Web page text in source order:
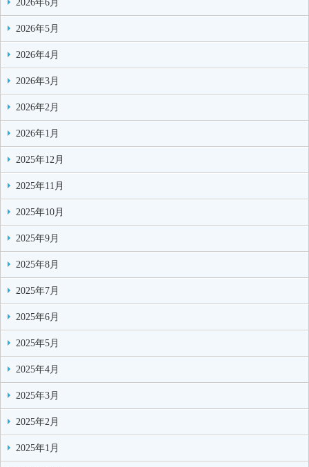
2026年6月
2026年5月
2026年4月
2026年3月
2026年2月
2026年1月
2025年12月
2025年11月
2025年10月
2025年9月
2025年8月
2025年7月
2025年6月
2025年5月
2025年4月
2025年3月
2025年2月
2025年1月